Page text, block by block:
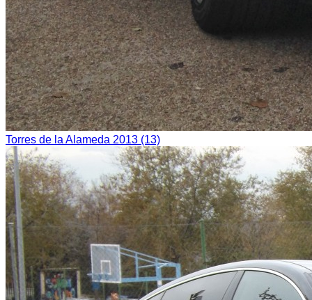
Torres de la Alameda 2013 (13)